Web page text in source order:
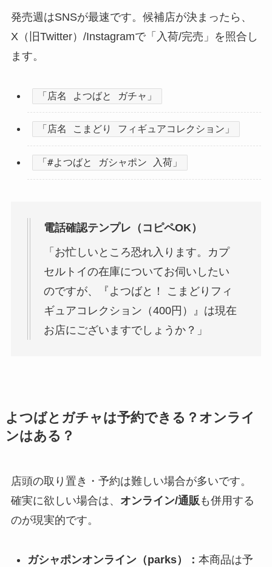
発売週はSNSが最速です。候補店が決まったら、
X（旧Twitter）/Instagramで「入荷/完売」を照合し
ます。
「店名 よつばと ガチャ」
「店名 こまどり フィギュアコレクション」
「#よつばと ガシャポン 入荷」
電話確認テンプレ（コピペOK）
「お忙しいところ恐れ入ります。カプ
セルトイの在庫についてお伺いしたい
のですが、『よつばと！ こまどりフィ
ギュアコレクション（400円）』は現在
お店にございますでしょうか？」
よつばとガチャは予約できる？オンライ
ンはある？
店頭の取り置き・予約は難しい場合が多いです。
確実に欲しい場合は、 オンライン/通販 も併用する
のが現実的です。
ガシャポンオンライン（parks）： 本商品は予